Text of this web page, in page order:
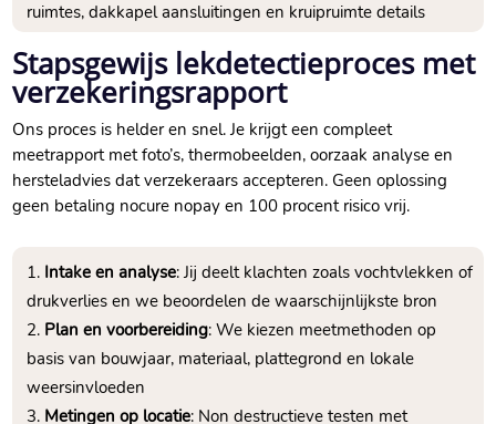
ruimtes, dakkapel aansluitingen en kruipruimte details
Stapsgewijs lekdetectieproces met
verzekeringsrapport
Ons proces is helder en snel.​ Je krijgt een compleet
meetrapport met foto’s, thermobeelden, oorzaak analyse en
hersteladvies dat verzekeraars accepteren.​ Geen oplossing
geen betaling nocure nopay en 100 procent risico vrij.​
Intake en analyse: Jij deelt klachten zoals vochtvlekken of
drukverlies en we beoordelen de waarschijnlijkste bron
Plan en voorbereiding: We kiezen meetmethoden op
basis van bouwjaar, materiaal, plattegrond en lokale
weersinvloeden
Metingen op locatie: Non destructieve testen met